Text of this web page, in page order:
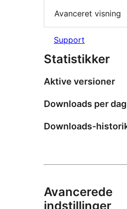
Avanceret visning
Support
Statistikker
Aktive versioner
Downloads per dag
Downloads-
Avancerede
indstillinger